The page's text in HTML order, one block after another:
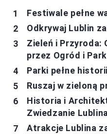
Festiwale pełne
Odkrywaj Lublin
Zieleń i Przyroda:
przez Ogród i
Parki pełne historii
Ruszaj w zieloną
Historia i
Zwiedzanie
Atrakcje Lublina